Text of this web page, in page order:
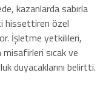
kazanlarda sabırla
hissettiren özel
İşletme yetkilileri,
sıcak ve
duyacaklarını belirtti.